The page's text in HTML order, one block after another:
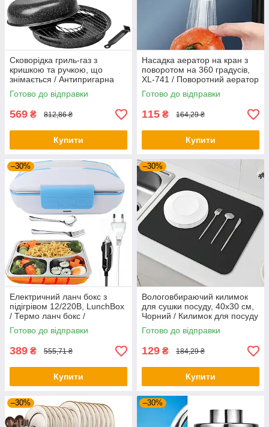
Сковорідка гриль-газ з
кришкою та ручкою, що
знімається / Антипригарна
сковорода гриль / Сковорідка
для гриля
Готово до відправки
569 ₴ 812,86 ₴
Купити
Насадка аератор на кран з
поворотом на 360 градусів,
XL-741 / Поворотний аератор
для економії води
Готово до відправки
115 ₴ 164,29 ₴
Купити
–30%
Електричний ланч бокс з
підігрівом 12/220В, LunchBox
/ Термо ланч бокс /
Контейнер для їжі від
прикурювача
Готово до відправки
389 ₴ 555,71 ₴
Купити
–30%
Вологовбираючий килимок
для сушки посуду, 40х30 см,
Чорний / Килимок для посуду
Готово до відправки
129 ₴ 184,29 ₴
Купити
–30% –30%